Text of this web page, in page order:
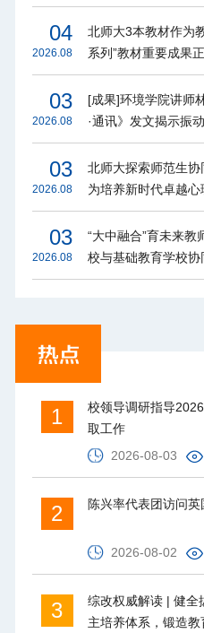
04
2026.08
北师大3本教材作为
系列”教材重要成果
03
2026.08
[成果]环境学院讲师
·通讯》发文揭示振
节能增效机制
03
2026.08
北师大探索师范生协
为培养新时代卓越
题
03
2026.08
“大中融合”育未来教
校与基础教育学校协
1
校领导调研指导
取工作
2026-08-03
2 陈兴率代表团访问
2026-08-02
3
综改权威解读 | 健全
主培养体系，锻造教